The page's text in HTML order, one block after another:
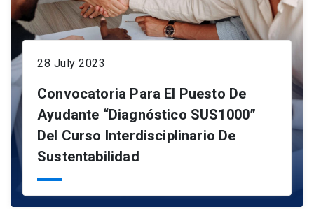
28 July 2023
Convocatoria Para El Puesto De
Ayudante “Diagnóstico SUS1000”
Del Curso Interdisciplinario De
Sustentabilidad